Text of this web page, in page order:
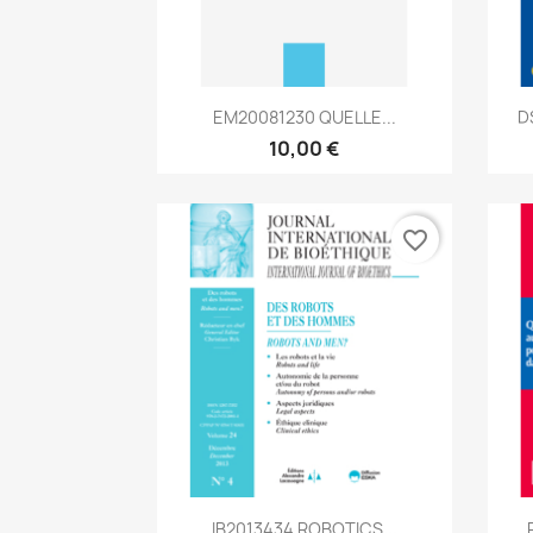
Aperçu rapide
EM20081230 QUELLE...
10,00 €
Aperçu rapide
IB2013434 ROBOTICS...
favorite_border